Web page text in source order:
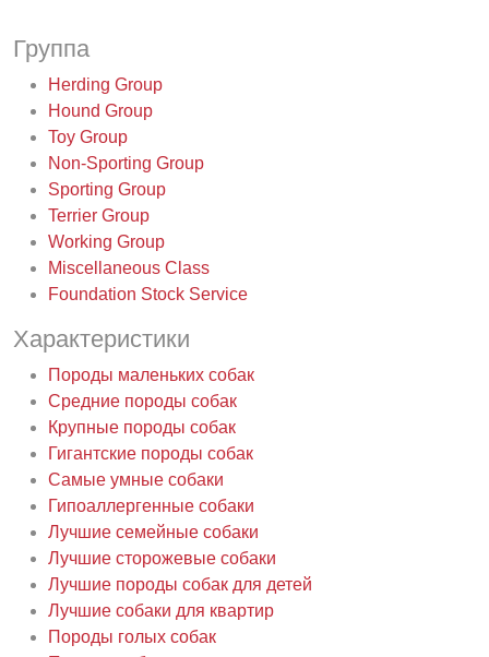
Группа
Herding Group
Hound Group
Toy Group
Non-Sporting Group
Sporting Group
Terrier Group
Working Group
Miscellaneous Class
Foundation Stock Service
Характеристики
Породы маленьких собак
Средние породы собак
Крупные породы собак
Гигантские породы собак
Самые умные собаки
Гипоаллергенные собаки
Лучшие семейные собаки
Лучшие сторожевые собаки
Лучшие породы собак для детей
Лучшие собаки для квартир
Породы голых собак